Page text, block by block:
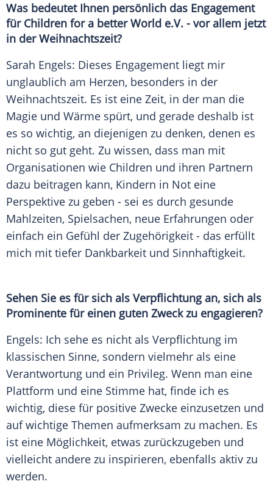
Was bedeutet Ihnen persönlich das Engagement
für Children for a better World e.V. - vor allem jetzt
in der Weihnachtszeit?
Sarah Engels: Dieses Engagement liegt mir
unglaublich am Herzen, besonders in der
Weihnachtszeit. Es ist eine Zeit, in der man die
Magie und Wärme spürt, und gerade deshalb ist
es so wichtig, an diejenigen zu denken, denen es
nicht so gut geht. Zu wissen, dass man mit
Organisationen wie Children und ihren Partnern
dazu beitragen kann, Kindern in Not eine
Perspektive zu geben - sei es durch gesunde
Mahlzeiten, Spielsachen, neue Erfahrungen oder
einfach ein Gefühl der Zugehörigkeit - das erfüllt
mich mit tiefer Dankbarkeit und Sinnhaftigkeit.
Sehen Sie es für sich als Verpflichtung an, sich als
Prominente für einen guten Zweck zu engagieren?
Engels: Ich sehe es nicht als Verpflichtung im
klassischen Sinne, sondern vielmehr als eine
Verantwortung und ein Privileg. Wenn man eine
Plattform und eine Stimme hat, finde ich es
wichtig, diese für positive Zwecke einzusetzen und
auf wichtige Themen aufmerksam zu machen. Es
ist eine Möglichkeit, etwas zurückzugeben und
vielleicht andere zu inspirieren, ebenfalls aktiv zu
werden.